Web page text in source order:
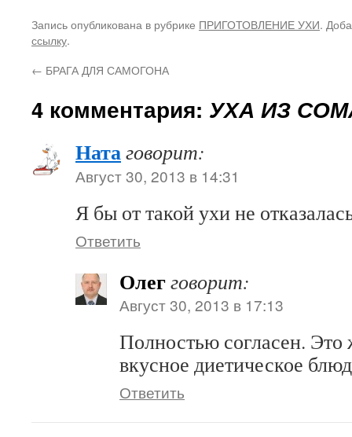
Запись опубликована в рубрике ПРИГОТОВЛЕНИЕ УХИ.
ссылку.
← БРАГА ДЛЯ САМОГОНА
4 комментария: УХА ИЗ
Натаговорит:
Август 30, 2013 в 14:31
Я бы от такой ухи не
Ответить
Олегговорит:
Август 30, 2013 в 17:13
Полностью согласен. Это
вкусное диетическое
Ответить